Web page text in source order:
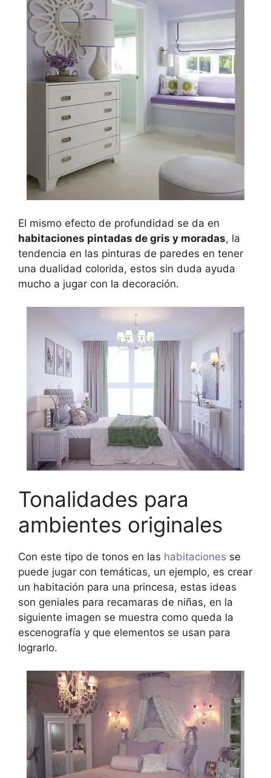
El mismo efecto de profundidad se da en
habitaciones pintadas de gris y moradas, la
tendencia en las pinturas de paredes en tener
una dualidad colorida, estos sin duda ayuda
mucho a jugar con la decoración.
Tonalidades para
ambientes originales
Con este tipo de tonos en las habitaciones se
puede jugar con temáticas, un ejemplo, es crear
un habitación para una princesa, estas ideas
son geniales para recamaras de niñas, en la
siguiente imagen se muestra como queda la
escenografía y que elementos se usan para
lograrlo.